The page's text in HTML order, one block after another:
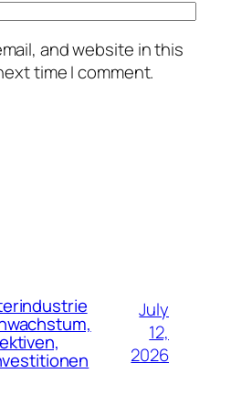
and website in this
time I comment.
July
12,
2026